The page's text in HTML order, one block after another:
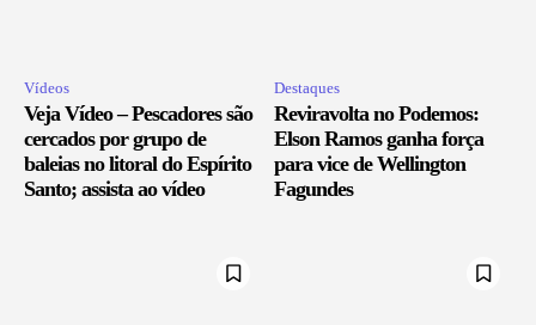
Vídeos
Veja Vídeo – Pescadores são
cercados por grupo de
baleias no litoral do Espírito
Santo; assista ao vídeo
Destaques
Reviravolta no Podemos:
Elson Ramos ganha força
para vice de Wellington
Fagundes